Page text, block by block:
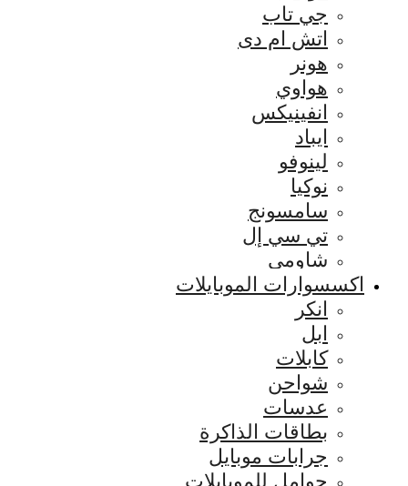
جي تاب
اتش ام دى
هونر
هواوي
انفينيكس
ايباد
لينوفو
نوكيا
سامسونج
تي سي إل
شاومي
اكسسوارات الموبايلات
انكر
ابل
كابلات
شواحن
عدسات
بطاقات الذاكرة
جرابات موبايل
حوامل للموبايلات